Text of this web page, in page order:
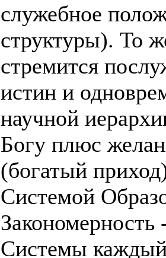
служебное
структуры). То
стремится
истин и
научной
Богу плюс
(богатый
Системой
Системы